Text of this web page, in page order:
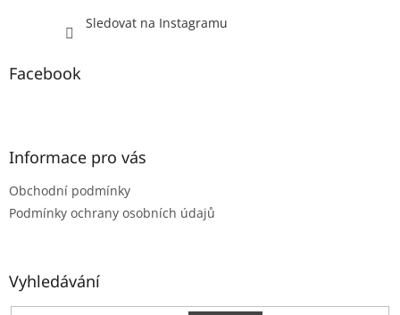
Sledovat na Instagramu
Facebook
Informace pro vás
Obchodní podmínky
Podmínky ochrany osobních údajů
Vyhledávání